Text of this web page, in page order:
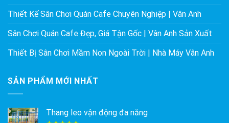
Thiết Kế Sân Chơi Quán Cafe Chuyên Nghiệp | Vân Anh
Sân Chơi Quán Cafe Đẹp, Giá Tận Gốc | Vân Anh Sản Xuất
Thiết Bị Sân Chơi Mầm Non Ngoài Trời | Nhà Máy Vân Anh
SẢN PHẨM MỚI NHẤT
Thang leo vận động đa năng